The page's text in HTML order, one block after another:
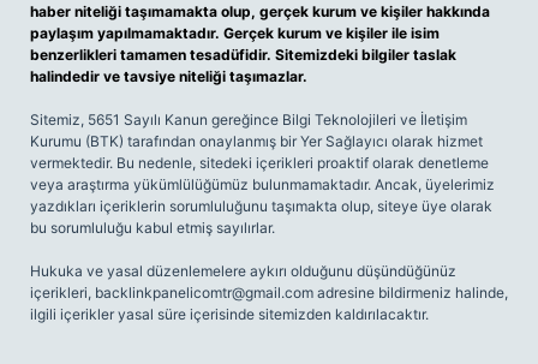
haber niteliği taşımamakta olup, gerçek kurum ve kişiler hakkında
paylaşım yapılmamaktadır. Gerçek kurum ve kişiler ile isim
benzerlikleri tamamen tesadüfidir. Sitemizdeki bilgiler taslak
halindedir ve tavsiye niteliği taşımazlar.
Sitemiz, 5651 Sayılı Kanun gereğince Bilgi Teknolojileri ve İletişim
Kurumu (BTK) tarafından onaylanmış bir Yer Sağlayıcı olarak hizmet
vermektedir. Bu nedenle, sitedeki içerikleri proaktif olarak denetleme
veya araştırma yükümlülüğümüz bulunmamaktadır. Ancak, üyelerimiz
yazdıkları içeriklerin sorumluluğunu taşımakta olup, siteye üye olarak
bu sorumluluğu kabul etmiş sayılırlar.
Hukuka ve yasal düzenlemelere aykırı olduğunu düşündüğünüz
içerikleri, backlinkpanelicomtr@gmail.com adresine bildirmeniz halinde,
ilgili içerikler yasal süre içerisinde sitemizden kaldırılacaktır.